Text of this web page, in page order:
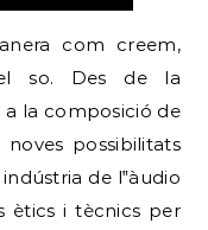
com creem,
so. Des de la
a la composició de
possibilitats
de l‟àudio
ètics i tècnics per